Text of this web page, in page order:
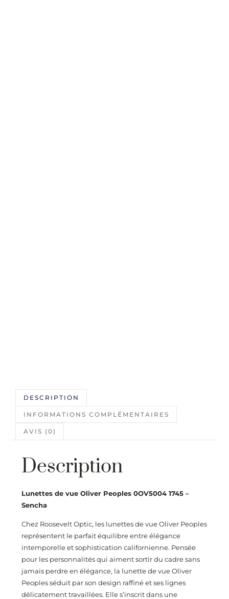
DESCRIPTION
INFORMATIONS COMPLÉMENTAIRES
AVIS (0)
Description
Lunettes de vue Oliver Peoples 0OV5004 1745 –
Sencha
Chez Roosevelt Optic, les lunettes de vue Oliver Peoples
représentent le parfait équilibre entre élégance
intemporelle et sophistication californienne. Pensée
pour les personnalités qui aiment sortir du cadre sans
jamais perdre en élégance, la lunette de vue Oliver
Peoples séduit par son design raffiné et ses lignes
délicatement travaillées. Elle s’inscrit dans une